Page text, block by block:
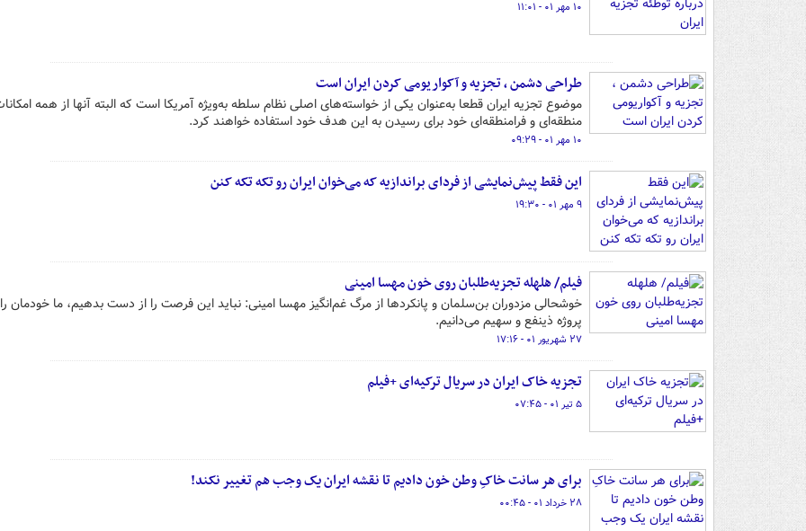
۱۰ مهر ۰۱ - ۱۱:۰۱
طراحی دشمن ، تجزیه و آکواریومی کردن ایران است
موضوع تجزیه ایران قطعا به‌عنوان یکی از خواسته‌های اصلی نظام سلطه به‌ویژه آمریکا است که البته آنها از همه
منطقه‌ای و فرامنطقه‌ای خود برای رسیدن به این هدف خود استفاده خواهند کرد.
۱۰ مهر ۰۱ - ۰۹:۲۹
این فقط پیش‌نمایشی از فردای براندازیه که می‌خوان ایران رو تکه تکه کنن
۹ مهر ۰۱ - ۱۹:۳۰
فیلم/ هلهله‌ تجزیه‌طلبان روی خون مهسا امینی
خوشحالی مزدوران بن‌سلمان و پانکردها از مرگ غم‌انگیز مهسا امینی: نباید این فرصت را از دست بدهیم، ما خودمان
پروژه ذینفع و سهیم می‌دانیم.
۲۷ شهریور ۰۱ - ۱۷:۱۶
تجزیه خاک ایران در سریال ترکیه‌ای +فیلم
۵ تیر ۰۱ - ۰۷:۴۵
برای هر سانت خاکِ وطن خون دادیم تا نقشه ‎ایران یک وجب هم تغییر نکند!
۲۸ خرداد ۰۱ - ۰۰:۴۵